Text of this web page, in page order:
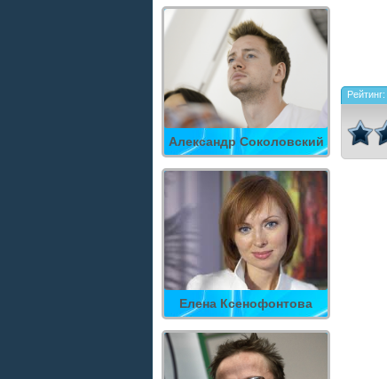
Александр Соколовский
Елена Ксенофонтова
Рейтинг: